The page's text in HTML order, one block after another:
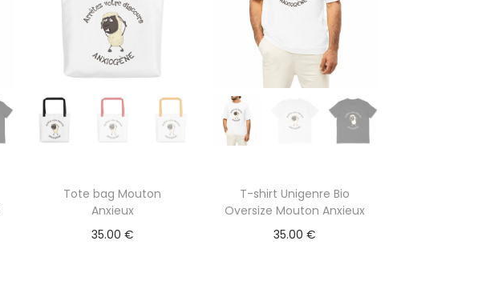
Tote bag Mouton
Anxieux
35.00 €
T-shirt Unigenre Bio
Oversize Mouton Anxieux
35.00 €